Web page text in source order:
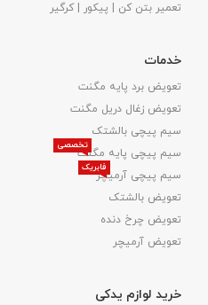
تعمیر بتن کن | پیکور | کرگیر
خدمات
تعویض برد پایه مگنت
تعویض زغال دریل مگنت
سیم پیچی بالشتک
سیم پیچی پایه مگنت
تخصصی
سیم پیچی آرمیچر
فابریک
تعویض بالشتک​
تعویض چرخ دنده
تعویض آرمیچر
خرید لوازم یدکی